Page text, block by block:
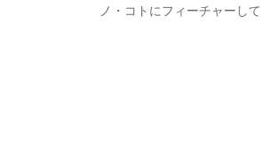
ノ・コトにフィーチャーし